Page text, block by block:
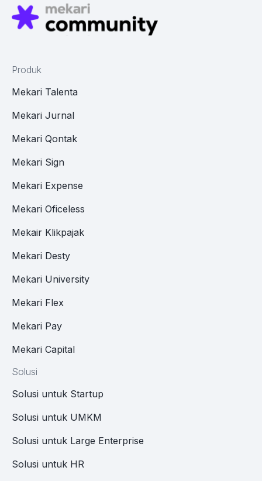
Produk
Mekari Talenta
Mekari Jurnal
Mekari Qontak
Mekari Sign
Mekari Expense
Mekari Oficeless
Mekair Klikpajak
Mekari Desty
Mekari University
Mekari Flex
Mekari Pay
Mekari Capital
Solusi
Solusi untuk Startup
Solusi untuk UMKM
Solusi untuk Large Enterprise
Solusi untuk HR